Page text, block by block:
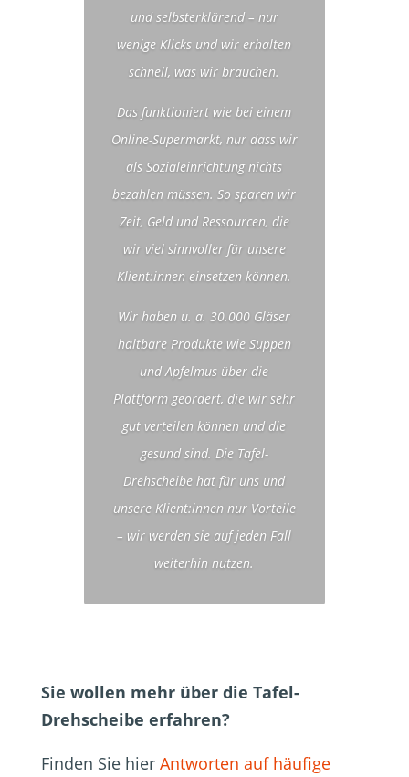
und selbsterklärend – nur
wenige Klicks und wir erhalten
schnell, was wir brauchen.
Das funktioniert wie bei einem
Online-Supermarkt, nur dass wir
als Sozialeinrichtung nichts
bezahlen müssen. So sparen wir
Zeit, Geld und Ressourcen, die
wir viel sinnvoller für unsere
Klient:innen einsetzen können.
Wir haben u. a. 30.000 Gläser
haltbare Produkte wie Suppen
und Apfelmus über die
Plattform geordert, die wir sehr
gut verteilen können und die
gesund sind. Die Tafel-
Drehscheibe hat für uns und
unsere Klient:innen nur Vorteile
– wir werden sie auf jeden Fall
weiterhin nutzen.
Sie wollen mehr über die Tafel-
Drehscheibe erfahren?
Finden Sie hier Antworten auf häufige